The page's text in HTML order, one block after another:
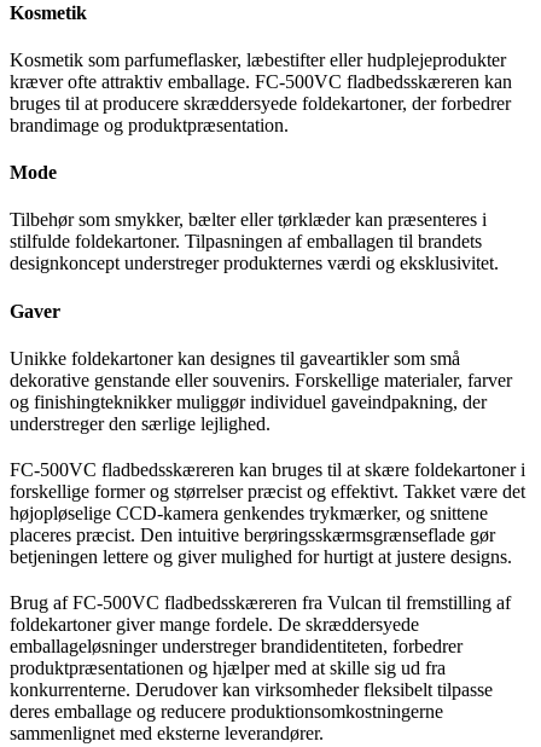
Kosmetik
Kosmetik som parfumeflasker, læbestifter eller hudplejeprodukter
kræver ofte attraktiv emballage. FC-500VC fladbedsskæreren kan
bruges til at producere skræddersyede foldekartoner, der forbedrer
brandimage og produktpræsentation.
Mode
Tilbehør som smykker, bælter eller tørklæder kan præsenteres i
stilfulde foldekartoner. Tilpasningen af emballagen til brandets
designkoncept understreger produkternes værdi og eksklusivitet.
Gaver
Unikke foldekartoner kan designes til gaveartikler som små
dekorative genstande eller souvenirs. Forskellige materialer, farver
og finishingteknikker muliggør individuel gaveindpakning, der
understreger den særlige lejlighed.
FC-500VC fladbedsskæreren kan bruges til at skære foldekartoner i
forskellige former og størrelser præcist og effektivt. Takket være det
højopløselige CCD-kamera genkendes trykmærker, og snittene
placeres præcist. Den intuitive berøringsskærmsgrænseflade gør
betjeningen lettere og giver mulighed for hurtigt at justere designs.
Brug af FC-500VC fladbedsskæreren fra Vulcan til fremstilling af
foldekartoner giver mange fordele. De skræddersyede
emballageløsninger understreger brandidentiteten, forbedrer
produktpræsentationen og hjælper med at skille sig ud fra
konkurrenterne. Derudover kan virksomheder fleksibelt tilpasse
deres emballage og reducere produktionsomkostningerne
sammenlignet med eksterne leverandører.